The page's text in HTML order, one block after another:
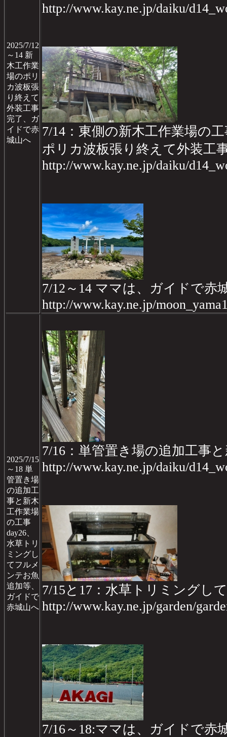
2025/7/12
～14 新
木工作業
場のポリ
カ波板張
り終えて
外装工事
完了、ガ
イドで赤
城山へ
http://www.kay.ne.jp/daiku/
7/14：東側の新木工作業場の工
ポリカ波板張り終えて外装工
http://www.kay.ne.jp/daiku/
7/12～14 ママは、ガイドで赤
http://www.kay.ne.jp/
2025/7/15
～18 単
管置き場
の追加工
事と新木
工作業場
の工事
day26、
水草トリ
ミングし
てフルメ
ンテお魚
追加等、
ガイドで
赤城山へ
7/16：単管置き場の追加工事
http://www.kay.ne.jp/daiku/
7/15と17：水草トリミングし
http://www.kay.ne.jp/garden/
7/16～18:ママは、ガイドで赤